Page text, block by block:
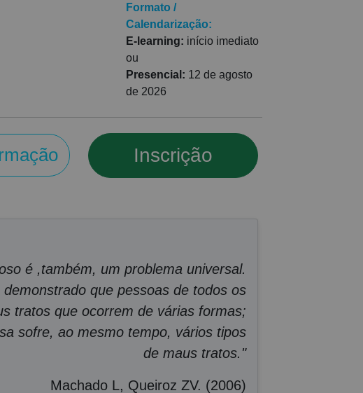
Formato /
Calendarização:
E-learning: início imediato
ou
Presencial: 12 de agosto
de 2026
Inscrição
é ,também, um problema universal.
que pessoas de todos os
tratos que ocorrem de várias formas;
sofre, ao mesmo tempo, vários tipos
de maus tratos."
Machado L, Queiroz ZV. (2006)